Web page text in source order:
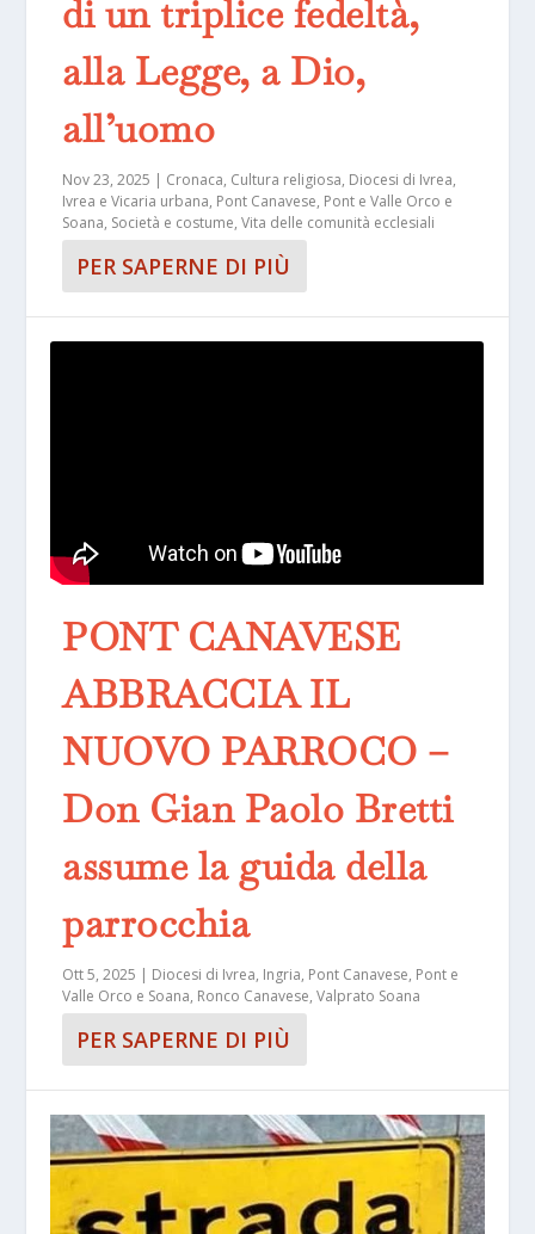
di un triplice fedeltà,
alla Legge, a Dio,
all’uomo
Nov 23, 2025 | Cronaca, Cultura religiosa, Diocesi di Ivrea,
Ivrea e Vicaria urbana, Pont Canavese, Pont e Valle Orco e
Soana, Società e costume,Vita delle comunità ecclesiali
PER SAPERNE DI PIÙ
PONT CANAVESE
ABBRACCIA IL
NUOVO PARROCO –
Don Gian Paolo Bretti
assume la guida della
parrocchia
Ott 5, 2025 | Diocesi di Ivrea, Ingria, Pont Canavese, Pont e
Valle Orco e Soana, Ronco Canavese,Valprato Soana
PER SAPERNE DI PIÙ